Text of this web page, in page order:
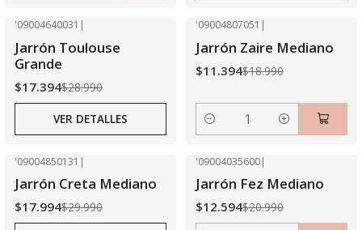
Agotado
'09004640031 |
Jarrón Toulouse
Grande
$17.394$28.990
VER DETALLES
'09004807051 |
Jarrón Zaire Mediano
$11.394$18.990
Cantidad
'09004850131 |
Jarrón Creta Mediano
$17.994$29.990
'09004035600|
Jarrón Fez Mediano
$12.594$20.990